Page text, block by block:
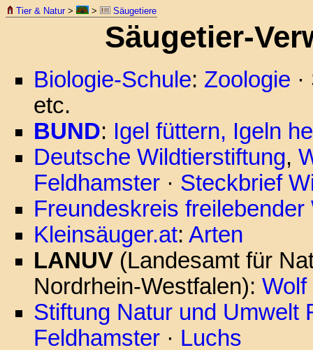
Tier & Natur> > Säugetiere
Säugetier-
Biologie-Schule: Zoologie
etc.
BUND: Igel füttern, Igeln
Deutsche Wildtierstiftung,
Feldhamster · Steckbrief
Freundeskreis freilebender
Kleinsäuger.at: Arten
LANUV (Landesamt für
Nordrhein-Westfalen): Wolf
Stiftung Natur und Umwelt
Feldhamster · Luchs